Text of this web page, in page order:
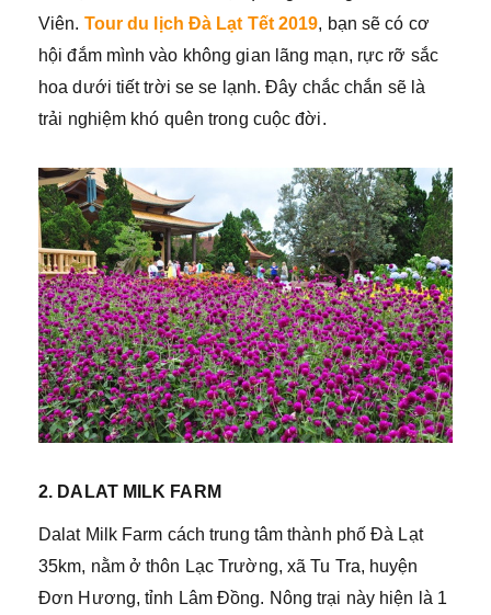
Viên. Tour du lịch Đà Lạt Tết 2019, bạn sẽ có cơ
hội đắm mình vào không gian lãng mạn, rực rỡ sắc
hoa dưới tiết trời se se lạnh. Đây chắc chắn sẽ là
trải nghiệm khó quên trong cuộc đời.
2. DALAT MILK FARM
Dalat Milk Farm cách trung tâm thành phố Đà Lạt
35km, nằm ở thôn Lạc Trường, xã Tu Tra, huyện
Đơn Hương, tỉnh Lâm Đồng. Nông trại này hiện là 1